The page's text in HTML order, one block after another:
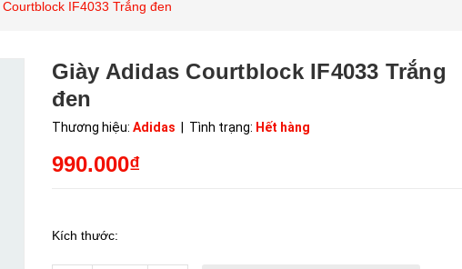
IF4033 Trắng đen
Giày Adidas Courtblock IF4033 Trắng
đen
Thương hiệu: Adidas | Tình trạng: Hết hàng
990.000₫
Kích thước: